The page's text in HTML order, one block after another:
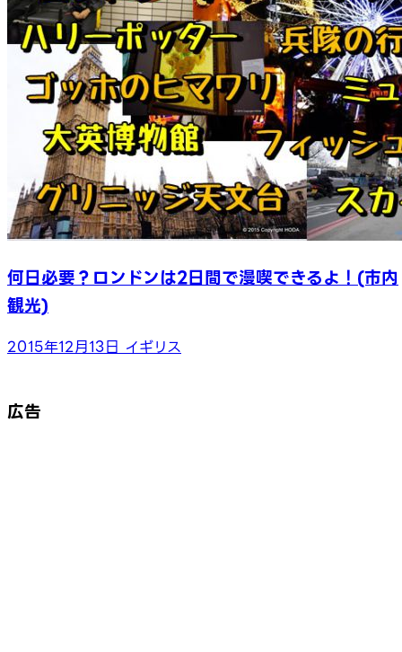
何日必要？ロンドンは2日間で漫喫できるよ！(市内
観光)
2015年12月13日 イギリス
広告